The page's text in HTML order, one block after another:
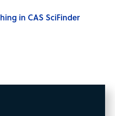
in CAS SciFinder